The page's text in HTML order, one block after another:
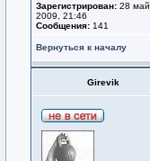
Зарегистрирован: 28 май
2009, 21:46
Сообщения: 141
Вернуться к началу
Girevik